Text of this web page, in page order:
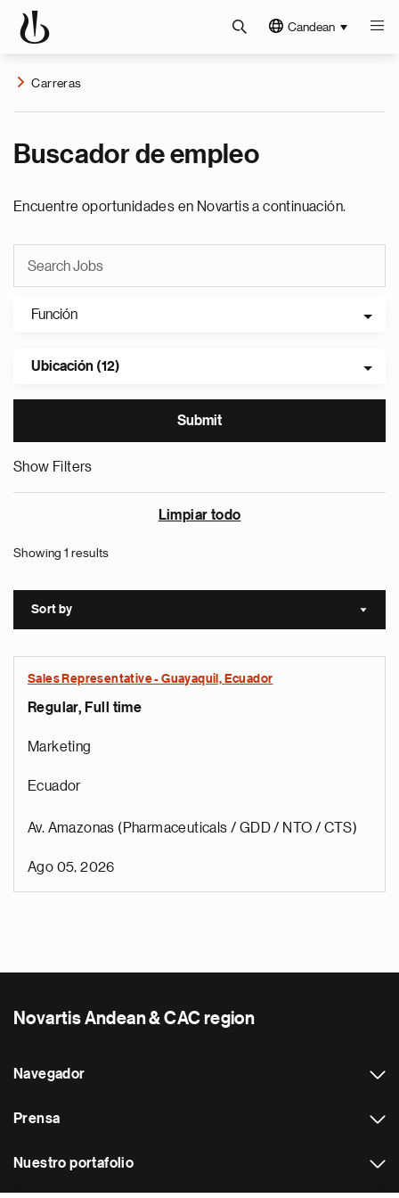
Candean
Carreras
Buscador de empleo
Encuentre oportunidades en Novartis a continuación.
Función
Ubicación (12)
Show Filters
Limpiar todo
Showing 1 results
Sort by Sort
Sales Representative - Guayaquil, Ecuador
Regular, Full time
Marketing
Ecuador
Av. Amazonas (Pharmaceuticals / GDD / NTO / CTS)
Ago 05, 2026
Novartis Andean & CAC region
Navegador
Prensa
Nuestro portafolio